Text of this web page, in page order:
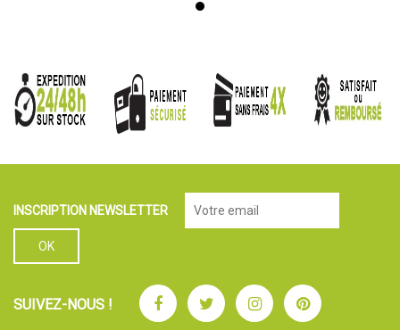
INSCRIPTION NEWSLETTER
SUIVEZ-NOUS ! FacebookTwitterInstagramPinterest